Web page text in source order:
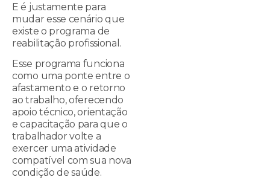
E é justamente para
mudar esse cenário que
existe o programa de
reabilitação profissional.
Esse programa funciona
como uma ponte entre o
afastamento e o retorno
ao trabalho, oferecendo
apoio técnico, orientação
e capacitação para que o
trabalhador volte a
exercer uma atividade
compatível com sua nova
condição de saúde.